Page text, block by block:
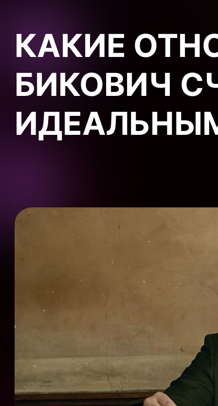
КАКИЕ
БИКОВИЧ